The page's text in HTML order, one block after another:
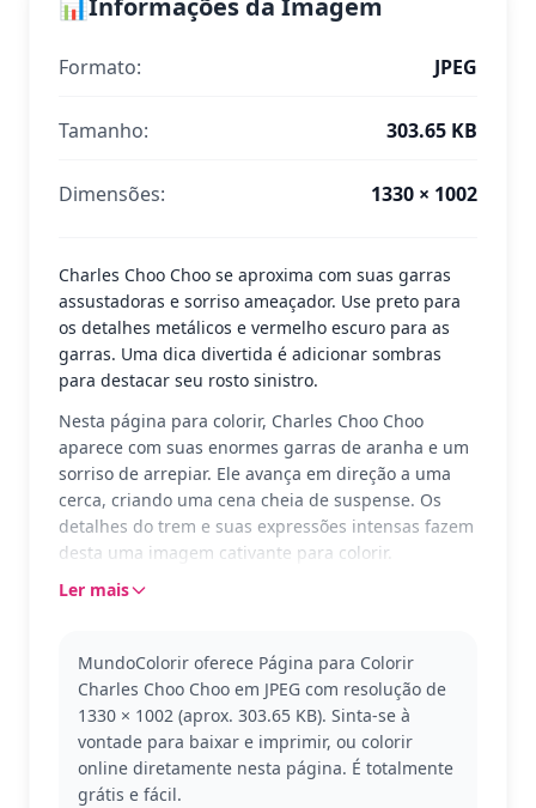
📊Informações da Imagem
Formato: JPEG
Tamanho: 303.65 KB
Dimensões: 1330 × 1002
Charles Choo Choo se aproxima com suas garras
assustadoras e sorriso ameaçador. Use preto para
os detalhes metálicos e vermelho escuro para as
garras. Uma dica divertida é adicionar sombras
para destacar seu rosto sinistro.
Nesta página para colorir, Charles Choo Choo
aparece com suas enormes garras de aranha e um
sorriso de arrepiar. Ele avança em direção a uma
cerca, criando uma cena cheia de suspense. Os
detalhes do trem e suas expressões intensas fazem
desta uma imagem cativante para colorir.
Charles Choo Choo é uma figura notável do
experiência envolvente para os fãs da série. Explore
outros personagens e cenas para expandir sua
coleção de colorir.
Com sua complexidade detalhada, esta página é
boa para maiores de 11 anos ou coloristas adultos.
Ler mais
MundoColorir oferece Página para Colorir
Charles Choo Choo em JPEG com resolução de
1330 × 1002 (aprox. 303.65 KB). Sinta-se à
vontade para baixar e imprimir, ou colorir
online diretamente nesta página. É totalmente
grátis e fácil.